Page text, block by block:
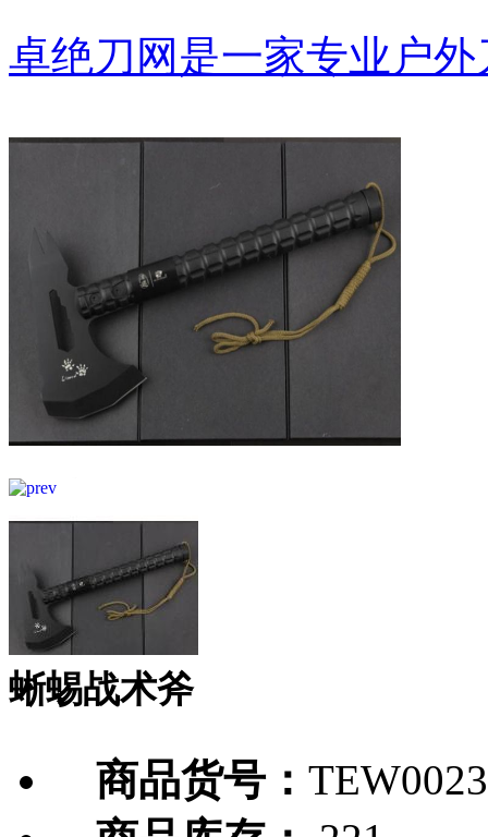
卓绝刀网是一家专业户
蜥蜴战术斧
商品货号：